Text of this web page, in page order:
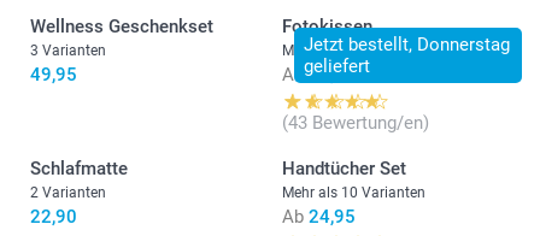
Wellness Geschenkset
3 Varianten
49,95
Jetzt bestellt, Donnerstag
geliefert
Fotokissen
Mehr als 10 Varianten
Ab 22,95
(43 Bewertung/en)
Schlafmatte
2 Varianten
22,90
Handtücher Set
Mehr als 10 Varianten
Ab 24,95